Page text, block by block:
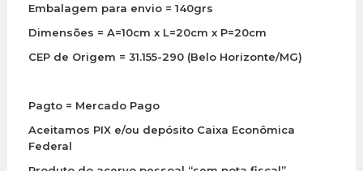
Embalagem para envio = 140grs
Dimensões = A=10cm x L=20cm x P=20cm
CEP de Origem = 31.155-290 (Belo Horizonte/MG)
Pagto = Mercado Pago
Aceitamos PIX e/ou depósito Caixa Econômica
Federal